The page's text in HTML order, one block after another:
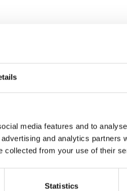
media features and to
and analytics partners
collected from your use of their
Statistics